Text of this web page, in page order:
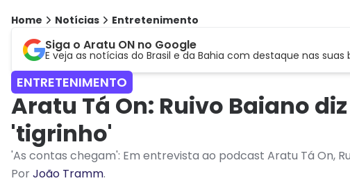
Home Notícias Entretenimento
Siga o Aratu ON no Google
E veja as notícias do Brasil e da Bahia com destaque nas suas
ENTRETENIMENTO
Aratu Tá On: Ruivo Baiano
'tigrinho'
'As contas chegam': Em entrevista ao podcast Aratu Tá On,
PorJoão Tramm.